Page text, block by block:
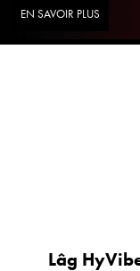
EN SAVOIR PLUS
Lâg